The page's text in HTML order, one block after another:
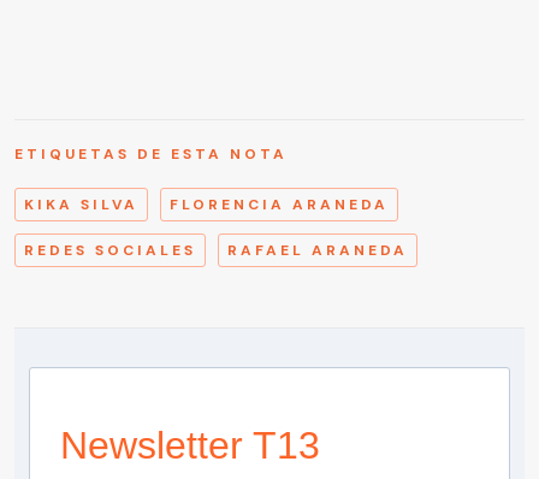
ETIQUETAS DE ESTA NOTA
KIKA SILVA FLORENCIA ARANEDA
REDES SOCIALES RAFAEL ARANEDA
Newsletter T13